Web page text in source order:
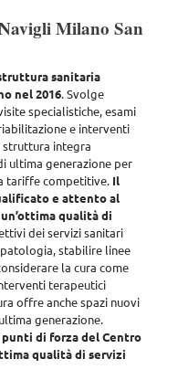
Milano San
sanitaria
nel 2016. Svolge
specialistiche, esami
e interventi
struttura integra
ultima generazione per
tariffe competitive. Il
e attento al
qualità di
dei servizi sanitari
stabilire linee
la cura come
terapeutici
offre anche spazi nuovi
generazione.
punti di forza del Centro
qualità di servizi